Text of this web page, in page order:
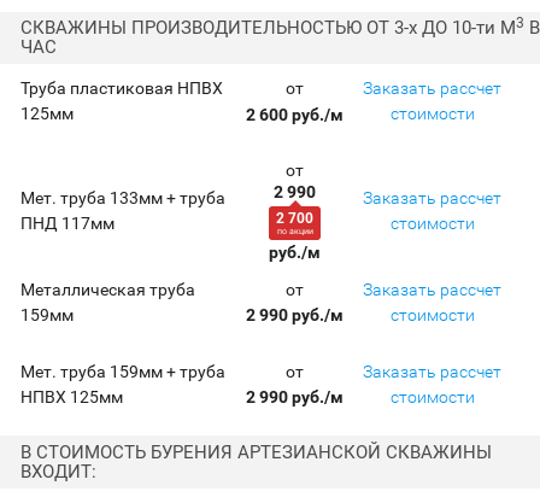
СКВАЖИНЫ ПРОИЗВОДИТЕЛЬНОСТЬЮ ОТ 3-хДО 10-ти М3 В
ЧАС
Труба пластиковая НПВХ
125мм
от
2 600 руб./м
Заказать рассчет
стоимости
Мет. труба 133мм + труба
ПНД 117мм
от
2 990
2 700
по акции
руб./м
Заказать рассчет
стоимости
Металлическая труба
159мм
от
2 990 руб./м
Заказать рассчет
стоимости
Мет. труба 159мм + труба
НПВХ 125мм
от
2 990 руб./м
Заказать рассчет
стоимости
В СТОИМОСТЬ БУРЕНИЯ АРТЕЗИАНСКОЙ СКВАЖИНЫ
ВХОДИТ: